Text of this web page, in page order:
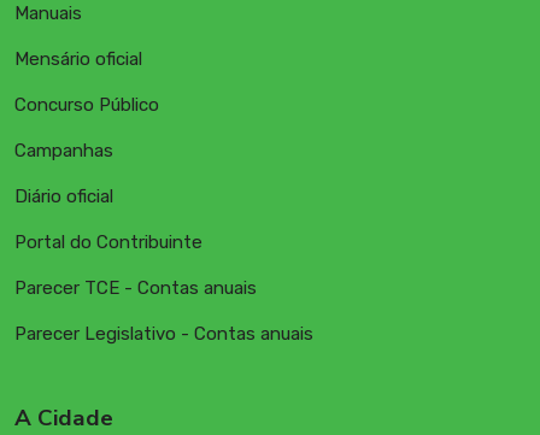
Manuais
Mensário oficial
Concurso Público
Campanhas
Diário oficial
Portal do Contribuinte
Parecer TCE - Contas anuais
Parecer Legislativo - Contas anuais
A Cidade